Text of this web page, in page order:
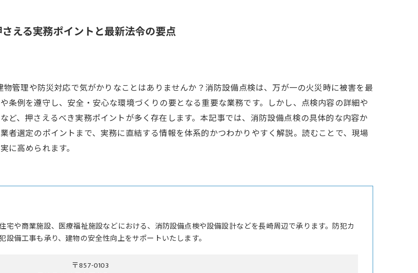
える実務ポイントと最新法令の要点
管理や防災対応で気がかりなことはありませんか？消防設備点検は、万が一の火災時に被害を最
条例を遵守し、安全・安心な環境づくりの要となる重要な業務です。しかし、点検内容の詳細や
ど、押さえるべき実務ポイントが多く存在します。本記事では、消防設備点検の具体的な内容か
者選定のポイントまで、実務に直結する情報を体系的かつわかりやすく解説。読むことで、現場
に高められます。
宅や商業施設、医療福祉施設などにおける、消防設備点検や設備設計などを長崎周辺で承ります。防犯カ
設備工事も承り、建物の安全性向上をサポートいたします。
〒857-0103